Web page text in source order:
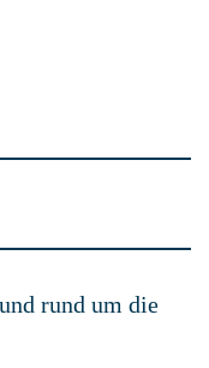
rund um die